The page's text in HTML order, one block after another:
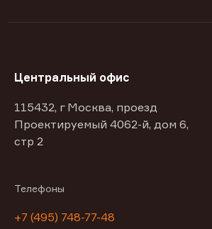
Центральный офис
115432, г Москва, проезд
Проектируемый 4062-й, дом 6,
стр 2
Телефоны
+7 (495) 748-77-48